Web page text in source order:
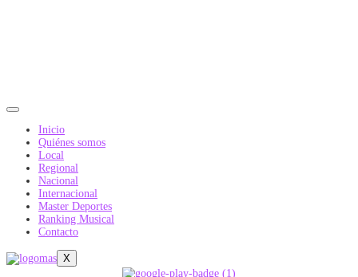
Inicio
Quiénes somos
Local
Regional
Nacional
Internacional
Master Deportes
Ranking Musical
Contacto
X